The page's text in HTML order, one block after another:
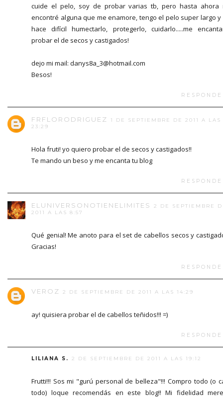
cuide el pelo, soy de probar varias tb, pero hasta ahora
encontré alguna que me enamore, tengo el pelo super largo y
hace difícil humectarlo, protegerlo, cuidarlo.....me
probar el de secos y castigados!
dejo mi mail: danys8a_3@hotmail.com
Besos!
FRFLORODRIGUEZ
1 DE SEPTIEMBRE DE 2011 A LAS
23:29
Hola fruti! yo quiero probar el de secos y castigados!!
Te mando un beso y me encanta tu blog
ELUNIVERSONOTIENELIMITES
2 DE SEPTIEMBRE
2011 A LAS 8:57
Qué genial! Me anoto para el set de cabellos secos y
Gracias!
VEROZ 2 DE SEPTIEMBRE DE 2011 A LAS 14:29
ay! quisiera probar el de cabellos teñidos!!! =)
LILIANA S. 2 DE SEPTIEMBRE DE 2011 A LAS 19:12
Frutti!!! Sos mi "gurú personal de belleza"!!! Compro todo (o
todo) loque recomendás en este blog!! Mi fidelidad